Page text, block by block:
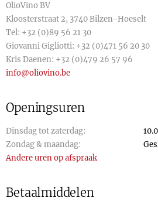
OlioVino BV
Kloosterstraat 2, 3740 Bilzen-Hoeselt
Tel: +32 (0)89 56 21 30
Giovanni Gigliotti: +32 (0)471 56 20 30
Kris Daenen: +32 (0)479 26 57 96
info@oliovino.be
Openingsuren
Dinsdag tot zaterdag:
Zondag & maandag:
Andere uren op afspraak
Betaalmiddelen